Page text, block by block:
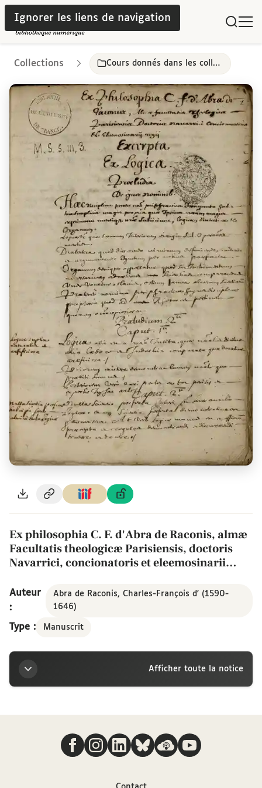
Ignorer les liens de navigation
Collections Cours donnés dans les collèges 17e-18e siècles
Ex philosophia C. F. d'Abra de Raconis, almæ
Facultatis theologicæ Parisiensis, doctoris
Navarrici, concionatoris et eleemosinarii
Auteur
:
Abra de Raconis, Charles-François d' (1590-
1646)
Type : Manuscrit
Afficher toute la notice
Titre
Ex philosophia C. F. d'Abra de Raconis, almæ
Facultatis theologicæ Parisiensis, doctoris Navarrici,
Nous suivre